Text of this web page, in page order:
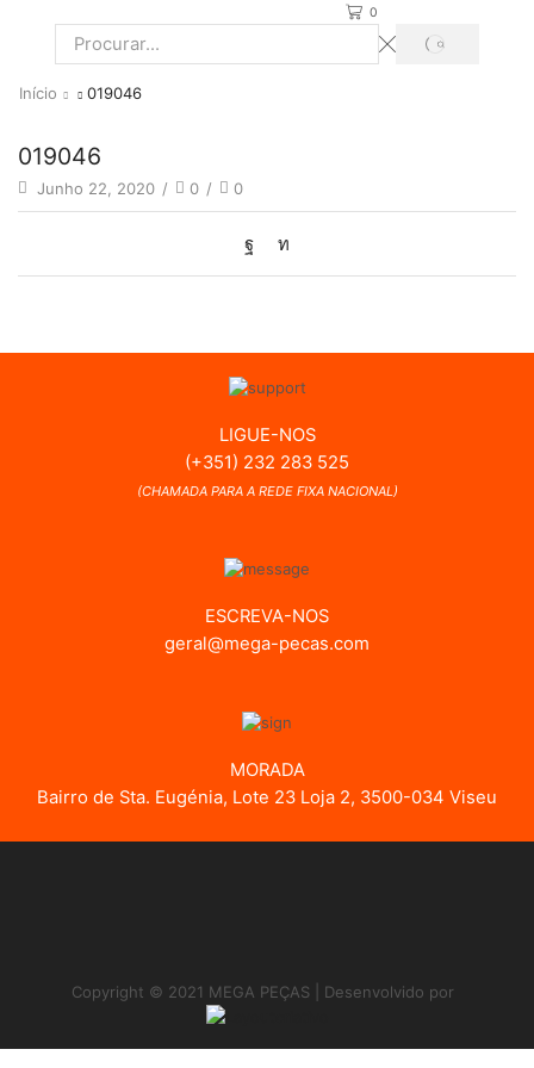
0
Search
PROCURAR
Início 019046
019046
Junho 22, 2020 / 0 / 0
LIGUE-NOS
(+351) 232 283 525
(CHAMADA PARA A REDE FIXA NACIONAL)
ESCREVA-NOS
geral@mega-pecas.com
MORADA
Bairro de Sta. Eugénia, Lote 23 Loja 2, 3500-034 Viseu
Copyright © 2021 MEGA PEÇAS | Desenvolvido por